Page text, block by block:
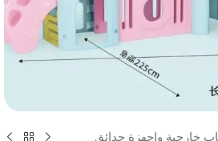
خارجية واجهزة حدائق